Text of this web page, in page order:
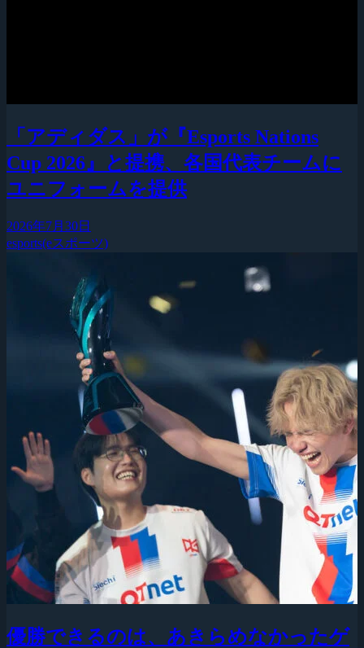
「アディダス」が『Esports Nations
Cup 2026』と提携、各国代表チームに
ユニフォームを提供
2026年7月30日
esports(eスポーツ)
優勝できるのは、あきらめなかったゲ